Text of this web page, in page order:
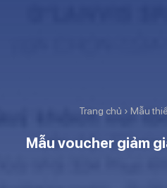
Trang chủ › Mẫu
Mẫu voucher giảm